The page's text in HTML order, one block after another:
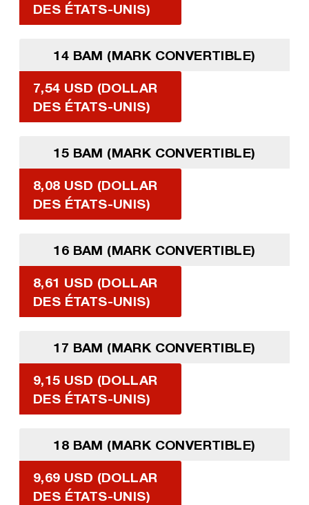
DES ÉTATS-UNIS)
14 BAM (MARK CONVERTIBLE)
7,54 USD (DOLLAR
DES ÉTATS-UNIS)
15 BAM (MARK CONVERTIBLE)
8,08 USD (DOLLAR
DES ÉTATS-UNIS)
16 BAM (MARK CONVERTIBLE)
8,61 USD (DOLLAR
DES ÉTATS-UNIS)
17 BAM (MARK CONVERTIBLE)
9,15 USD (DOLLAR
DES ÉTATS-UNIS)
18 BAM (MARK CONVERTIBLE)
9,69 USD (DOLLAR
DES ÉTATS-UNIS)